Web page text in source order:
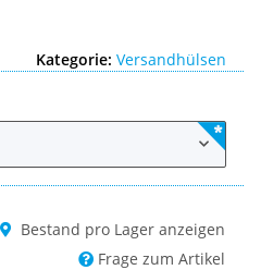
Kategorie: Versandhülsen
Bestand pro Lager anzeigen
Frage zum Artikel